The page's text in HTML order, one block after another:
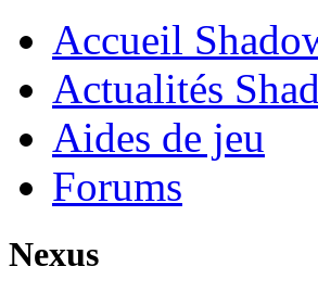
Accueil
Actualités
Aides de jeu
Forums
Nexus